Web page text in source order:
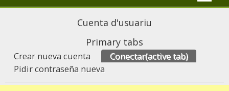
Cuenta d'usuariu
Primary tabs
Crear nueva cuenta Conectar(active tab)
Pidir contraseña nueva